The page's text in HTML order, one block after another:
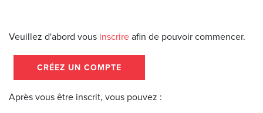
Veuillez d'abord vous inscrireafin de pouvoir commencer.
CRÉEZ UN COMPTE
Après vous être inscrit, vous pouvez :